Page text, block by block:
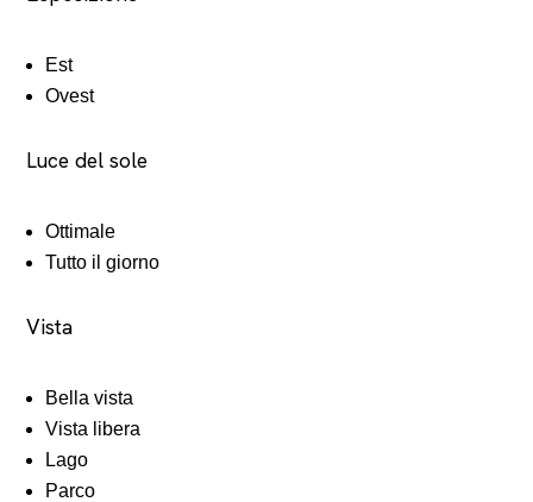
Est
Ovest
Luce del sole
Ottimale
Tutto il giorno
Vista
Bella vista
Vista libera
Lago
Parco